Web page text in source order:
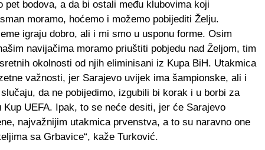
pet bodova, a da bi ostali među klubovima koji
moramo, hoćemo i možemo pobijediti Želju.
igraju dobro, ali i mi smo u usponu forme. Osim
navijačima moramo priuštiti pobjedu nad Željom, tim
okolnosti od njih eliminisani iz Kupa BiH. Utakmica
važnosti, jer Sarajevo uvijek ima šampionske, ali i
da ne pobijedimo, izgubili bi korak i u borbi za
UEFA. Ipak, to se neće desiti, jer će Sarajevo
najvažnijim utakmica prvenstva, a to su naravno one
sa Grbavice“, kaže Turković.